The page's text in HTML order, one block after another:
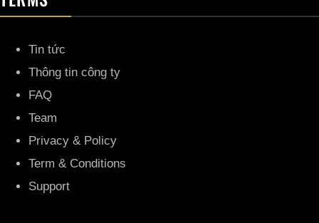
Tin tức
Thông tin công ty
FAQ
Team
Privacy & Policy
Term & Conditions
Support